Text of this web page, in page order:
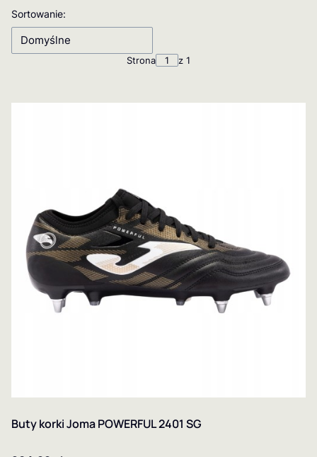
Lista produktów
Sortowanie:
Domyślne
Strona z 1
Buty korki Joma POWERFUL 2401 SG